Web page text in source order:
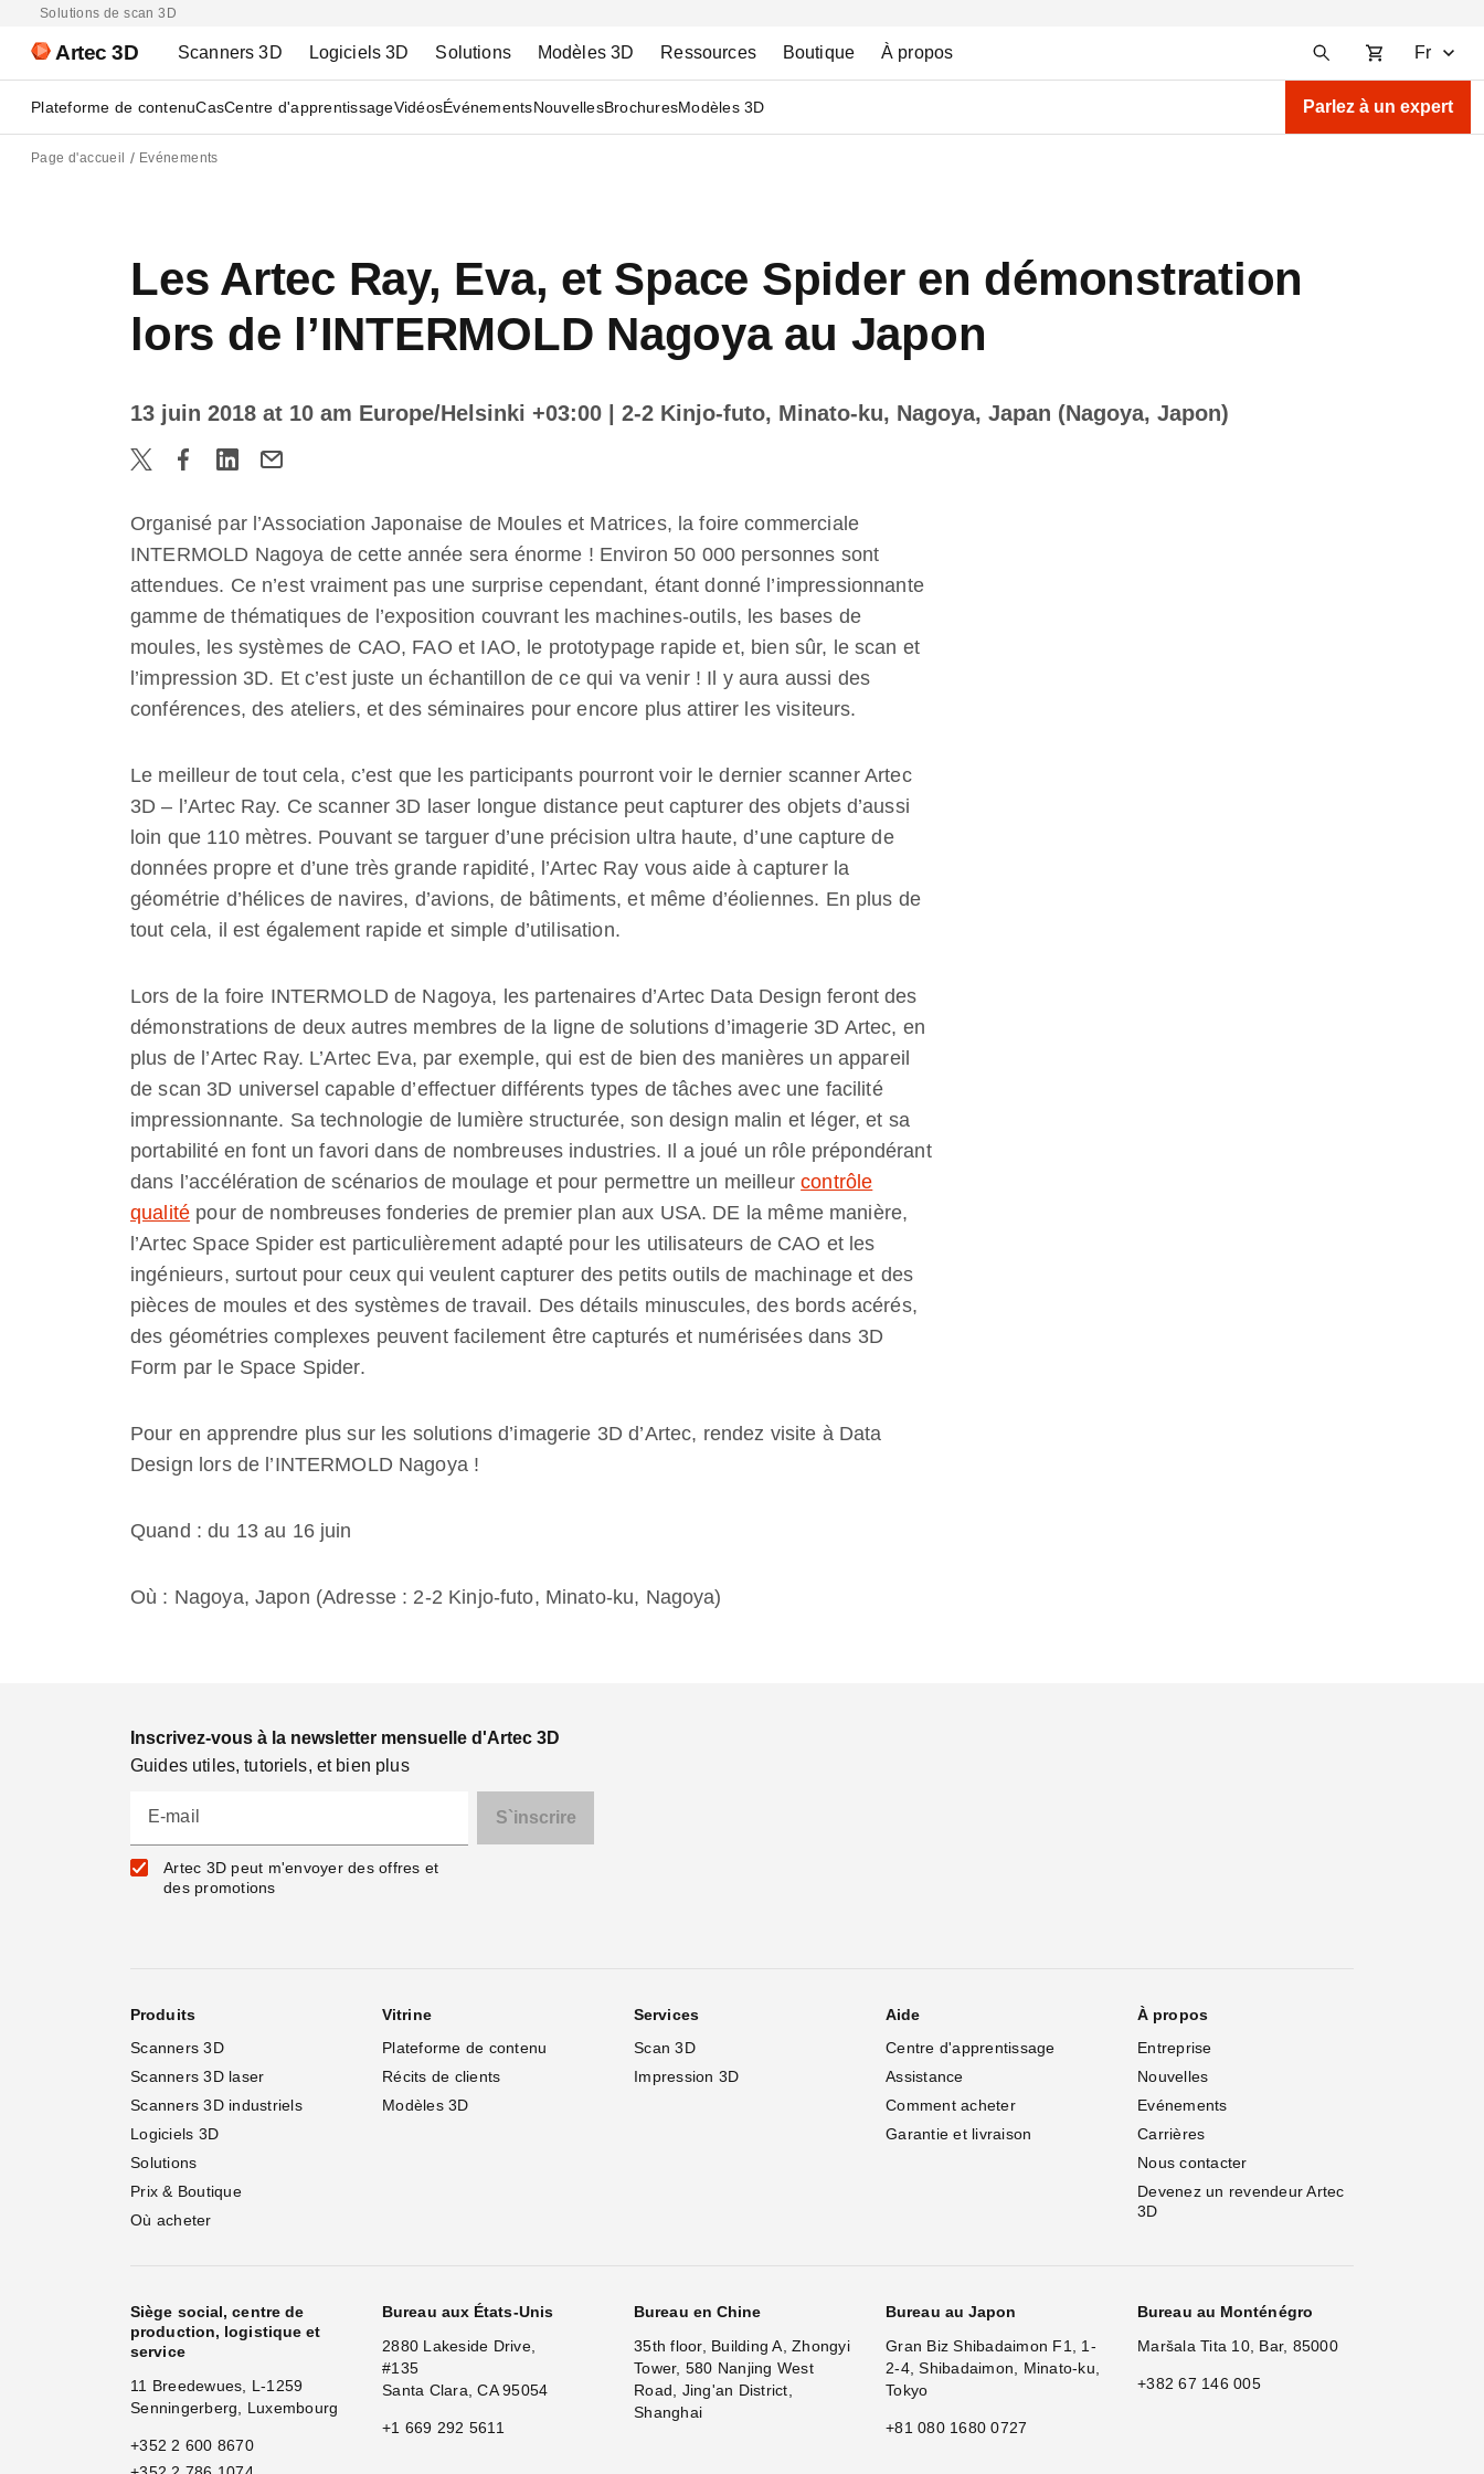
Solutions de scan 3D
Artec 3D Scanners 3D Logiciels 3D Solutions Modèles 3D Ressources Boutique À propos Fr
Plateforme de contenuCasCentre d'apprentissageVidéosÉvénementsNouvellesBrochuresModèles 3D Parlez à un expert
Page d'accueil Evénements
Les Artec Ray, Eva, et Space Spider en démonstration
lors de l’INTERMOLD Nagoya au Japon
13 juin 2018 at 10 am Europe/Helsinki +03:00 | 2-2 Kinjo-futo, Minato-ku, Nagoya, Japan (Nagoya, Japon)
Organisé par l’Association Japonaise de Moules et Matrices, la foire commerciale
INTERMOLD Nagoya de cette année sera énorme ! Environ 50 000 personnes sont
attendues. Ce n’est vraiment pas une surprise cependant, étant donné l’impressionnante
gamme de thématiques de l’exposition couvrant les machines-outils, les bases de
moules, les systèmes de CAO, FAO et IAO, le prototypage rapide et, bien sûr, le scan et
l’impression 3D. Et c’est juste un échantillon de ce qui va venir ! Il y aura aussi des
conférences, des ateliers, et des séminaires pour encore plus attirer les visiteurs.
Le meilleur de tout cela, c’est que les participants pourront voir le dernier scanner Artec
3D – l’Artec Ray. Ce scanner 3D laser longue distance peut capturer des objets d’aussi
loin que 110 mètres. Pouvant se targuer d’une précision ultra haute, d’une capture de
données propre et d’une très grande rapidité, l’Artec Ray vous aide à capturer la
géométrie d’hélices de navires, d’avions, de bâtiments, et même d’éoliennes. En plus de
tout cela, il est également rapide et simple d’utilisation.
Lors de la foire INTERMOLD de Nagoya, les partenaires d’Artec Data Design feront des
démonstrations de deux autres membres de la ligne de solutions d’imagerie 3D Artec, en
plus de l’Artec Ray. L’Artec Eva, par exemple, qui est de bien des manières un appareil
de scan 3D universel capable d’effectuer différents types de tâches avec une facilité
impressionnante. Sa technologie de lumière structurée, son design malin et léger, et sa
portabilité en font un favori dans de nombreuses industries. Il a joué un rôle prépondérant
dans l’accélération de scénarios de moulage et pour permettre un meilleurcontrôle
qualité pour de nombreuses fonderies de premier plan aux USA. DE la même manière,
l’Artec Space Spider est particulièrement adapté pour les utilisateurs de CAO et les
ingénieurs, surtout pour ceux qui veulent capturer des petits outils de machinage et des
pièces de moules et des systèmes de travail. Des détails minuscules, des bords acérés,
des géométries complexes peuvent facilement être capturés et numérisées dans 3D
Form par le Space Spider.
Pour en apprendre plus sur les solutions d’imagerie 3D d’Artec, rendez visite à Data
Design lors de l’INTERMOLD Nagoya !
Quand : du 13 au 16 juin
Où : Nagoya, Japon (Adresse : 2-2 Kinjo-futo, Minato-ku, Nagoya)
Inscrivez-vous à la newsletter mensuelle d'Artec 3D
Guides utiles, tutoriels, et bien plus
E-mail
Artec 3D peut m'envoyer des offres et
des promotions
Produits
Scanners 3D
Scanners 3D laser
Scanners 3D industriels
Logiciels 3D
Solutions
Prix & Boutique
Où acheter
Vitrine
Plateforme de contenu
Récits de clients
Modèles 3D
Services
Scan 3D
Impression 3D
Aide
Centre d'apprentissage
Assistance
Comment acheter
Garantie et livraison
À propos
Entreprise
Nouvelles
Evénements
Carrières
Nous contacter
Devenez un revendeur Artec
3D
Siège social, centre de
production, logistique et
service
11 Breedewues, L-1259
Senningerberg, Luxembourg
+352 2 600 8670
Bureau aux États-Unis
2880 Lakeside Drive,
#135
Santa Clara, CA 95054
+1 669 292 5611
Bureau en Chine
35th floor, Building A, Zhongyi
Tower, 580 Nanjing West
Road, Jing'an District,
Shanghai
Bureau au Japon
Gran Biz Shibadaimon F1, 1-
2-4, Shibadaimon, Minato-ku,
Tokyo
+81 080 1680 0727
Bureau au Monténégro
Maršala Tita 10, Bar, 85000
+382 67 146 005